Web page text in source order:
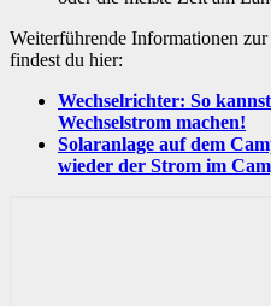
Weiterführende Informationen
findest du hier:
Wechselrichter: So
Wechselstrom machen!
Solaranlage auf dem
wieder der Strom im